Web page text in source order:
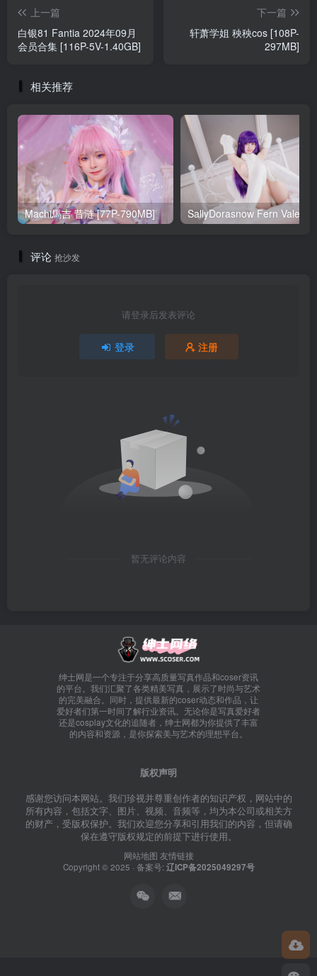
上一篇
白银81 Fantia 2024年09月
会员合集 [116P-5V-1.40GB]
下一篇
轩萧学姐 秧秧cos [108P-
297MB]
相关推荐
Machi馬吉 昔涟 [77P-790MB]
评论 抢沙发
请登录后发表评论
登录 注册
暂无评论内容
绅士网是一个专注于分享高质量写真作品和coser资讯
的平台。我们汇聚了各类精美写真，展示了时尚与艺术
的完美融合。同时，提供最新的coser动态和作品，让
爱好者们第一时间了解行业资讯。无论你是写真爱好者
还是cosplay文化的追随者，绅士网都为你提供了丰富
的内容和资源，是你探索美与艺术的理想平台。
版权声明
感谢您访问本网站。我们珍视并尊重创作者的知识产权，网站中的
所有内容，包括文字、图片、视频、音频等，均为本公司或相关方
的财产，受版权保护。我们欢迎您分享和引用我们的内容，但请确
保在遵守版权规定的前提下进行使用。
网站地图 友情链接
Copyright © 2025 · 备案号: 辽ICP备2025049297号